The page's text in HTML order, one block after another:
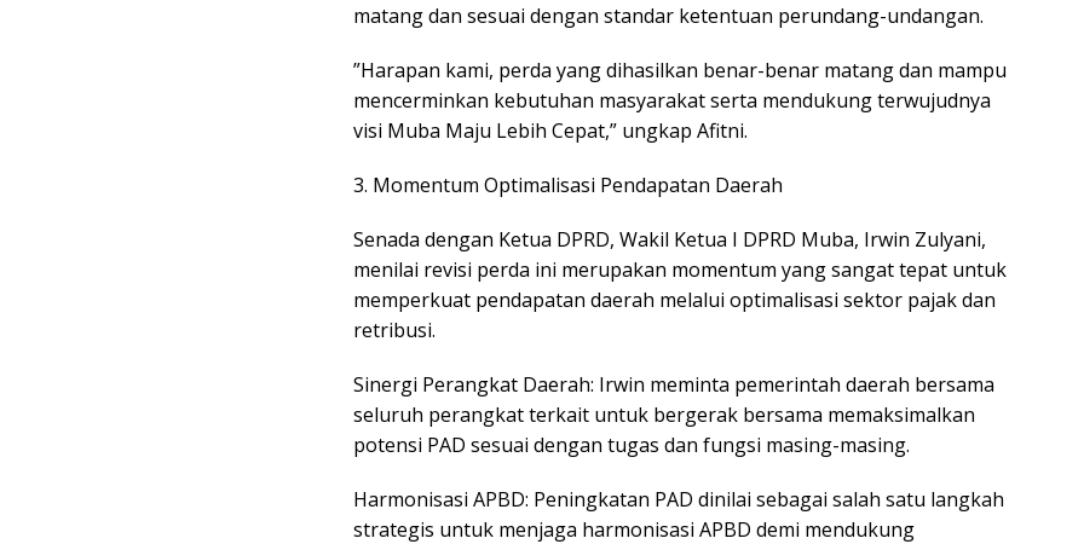
matang dan sesuai dengan standar ketentuan perundang-undangan.
​”Harapan kami, perda yang dihasilkan benar-benar matang dan mampu
mencerminkan kebutuhan masyarakat serta mendukung terwujudnya
visi Muba Maju Lebih Cepat,” ungkap Afitni.
​3. Momentum Optimalisasi Pendapatan Daerah
​Senada dengan Ketua DPRD, Wakil Ketua I DPRD Muba, Irwin Zulyani,
menilai revisi perda ini merupakan momentum yang sangat tepat untuk
memperkuat pendapatan daerah melalui optimalisasi sektor pajak dan
retribusi.
​Sinergi Perangkat Daerah: Irwin meminta pemerintah daerah bersama
seluruh perangkat terkait untuk bergerak bersama memaksimalkan
potensi PAD sesuai dengan tugas dan fungsi masing-masing.
​Harmonisasi APBD: Peningkatan PAD dinilai sebagai salah satu langkah
strategis untuk menjaga harmonisasi APBD demi mendukung